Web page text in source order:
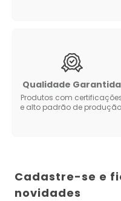
Qualidade Garantida
Produtos com
e alto padrão de
Cadastre-se e
novidades